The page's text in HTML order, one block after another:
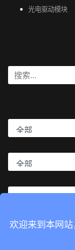
光电驱动模块
欢迎来到本网站